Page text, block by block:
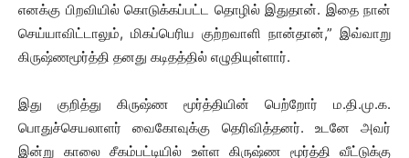
எனக்கு பிறவியில் கொடுக்கப்பட்ட தொழில் இதுதான். இதை நான்
செய்யாவிட்டாலும், மிகப்பெரிய குற்றவாளி நான்தான்,” இவ்வாறு
கிருஷ்ணமூர்த்தி தனது கடிதத்தில் எழுதியுள்ளார்.
இது குறித்து கிருஷ்ண மூர்த்தியின் பெற்றோர் ம.தி.மு.க.
பொதுச்செயலாளர் வைகோவுக்கு தெரிவித்தனர். உடனே அவர்
இன்று காலை சீகம்பட்டியில் உள்ள கிருஷ்ண மூர்த்தி வீட்டுக்கு